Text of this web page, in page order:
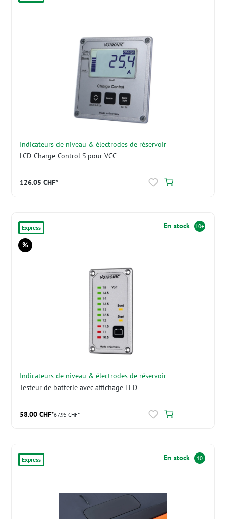
Indicateurs de niveau & électrodes de réservoir
LCD-Charge Control S pour VCC
126.05 CHF*
Express
Réduction
%
En stock 10+
Indicateurs de niveau & électrodes de réservoir
Testeur de batterie avec affichage LED
58.00 CHF*67.95 CHF*
Express En stock 10